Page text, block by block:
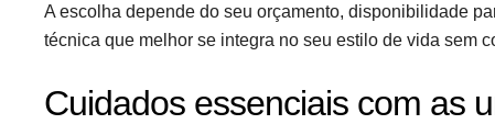
A escolha depende do seu orçamento, disponibilidade
técnica que melhor se integra no seu estilo de vida sem
Cuidados essenciais com as